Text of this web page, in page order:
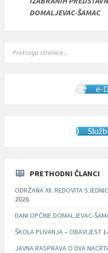
DOMALJEVAC-ŠAMAC
e-
PRETHODNI ČLANCI
ODRŽANA XII. REDOVITA
2026.
DANI OPĆINE DOMALJEVAC-
ŠKOLA PLIVANJA – OBAVIJEST
JAVNA RASPRAVA O DVA